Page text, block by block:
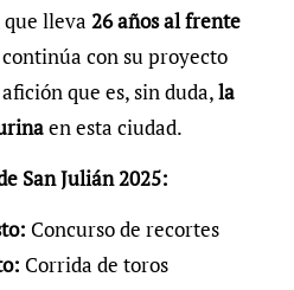
lleva 26 años al frente
con su proyecto
que es, sin duda,la
en esta ciudad.
San Julián 2025:
Concurso de recortes
Corrida de toros